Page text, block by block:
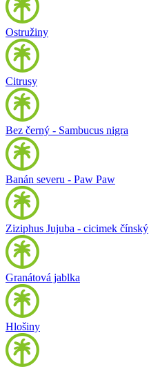
Ostružiny
Citrusy
Bez černý - Sambucus nigra
Banán severu - Paw Paw
Ziziphus Jujuba - cicimek čínský
Granátová jablka
Hlošiny